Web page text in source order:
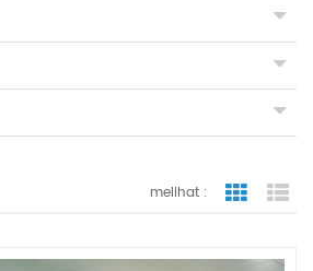
melihat :